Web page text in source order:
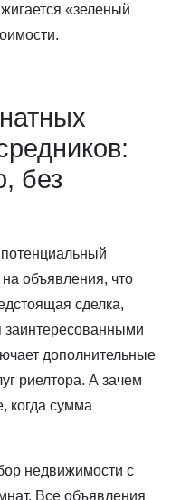
«зеленый
без
объявления, что
сделка,
дополнительные
риелтора. А зачем
когда сумма
недвижимости с
Все объявления